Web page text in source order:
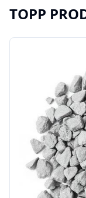
TOPP